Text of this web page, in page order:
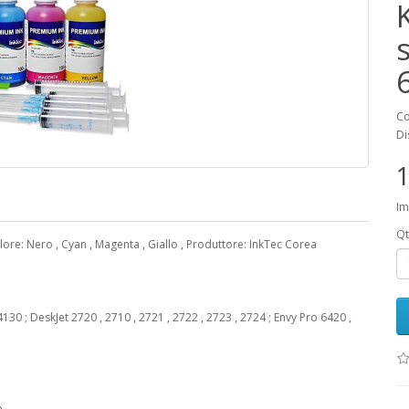
Nero , Cyan , Magenta , Giallo , Produttore: InkTec Corea
; DeskJet 2720 , 2710 , 2721 , 2722 , 2723 , 2724 ; Envy Pro 6420 ,